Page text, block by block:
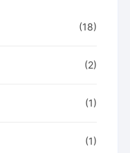
(18)
(2)
(1)
(1)